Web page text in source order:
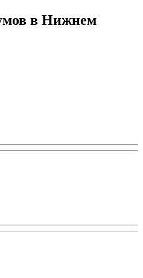
в Нижнем